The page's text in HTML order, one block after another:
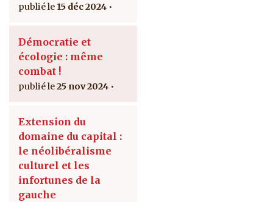
15 déc 2024
Démocratie et
écologie : même
combat !
25 nov 2024
Extension du
domaine du capital :
le néolibéralisme
culturel et les
infortunes de la
gauche